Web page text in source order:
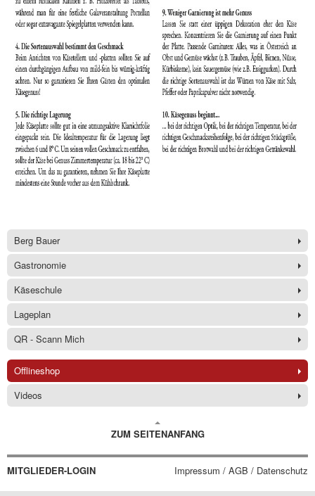
Berg Bauer
Gastronomie
Käseschule
Lageplan
QR - Scann Mich
Offlineshop
Videos
ZUM SEITENANFANG
MITGLIEDER-LOGIN Impressum / AGB / Datenschutz